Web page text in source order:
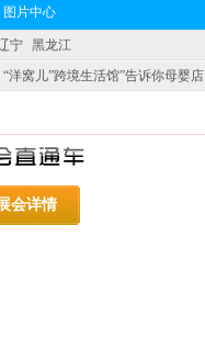
图片中心
宁 黑龙江
“洋窝儿”跨境生活馆”告诉你母婴店
会详情